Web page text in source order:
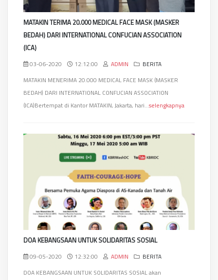
MATAKIN TERIMA 20.000 MEDICAL FACE MASK (MASKER
BEDAH) DARI INTERNATIONAL CONFUCIAN ASSOCIATION
(ICA)
03-06-2020 12:12:00 ADMIN
BERITA
MATAKIN MENERIMA 20.000 MEDICAL FACE MASK (MASKER
BEDAH) DARI INTERNATIONAL CONFUCIAN ASSOCIATION
(ICA)Bertempat di Kantor MATAKIN, Jakarta, hari...selengkapnya
DOA KEBANGSAAN UNTUK SOLIDARITAS SOSIAL
09-05-2020 12:32:00 ADMIN
BERITA
DOA KEBANGSAAN UNTUK SOLIDARITAS SOSIAL akan